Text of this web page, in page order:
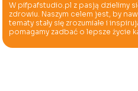
W pifpafstudio.pl z pasją dzielimy
zdrowiu. Naszym celem jest, by
tematy stały się zrozumiałe i
pomagamy zadbać o lepsze życie